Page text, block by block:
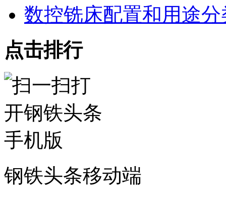
数控铣床配置和用途分
点击排行
钢铁头条移动端